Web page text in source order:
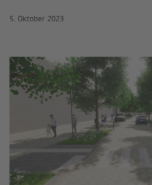
5. Oktober 2023
Zurück zum